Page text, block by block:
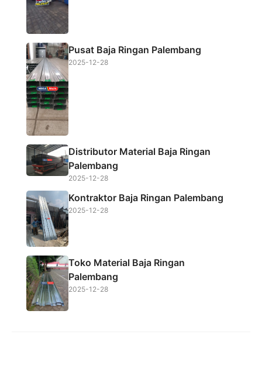
Pusat Baja Ringan Palembang
2025-12-28
Distributor Material Baja Ringan
Palembang
2025-12-28
Kontraktor Baja Ringan Palembang
2025-12-28
Toko Material Baja Ringan
Palembang
2025-12-28